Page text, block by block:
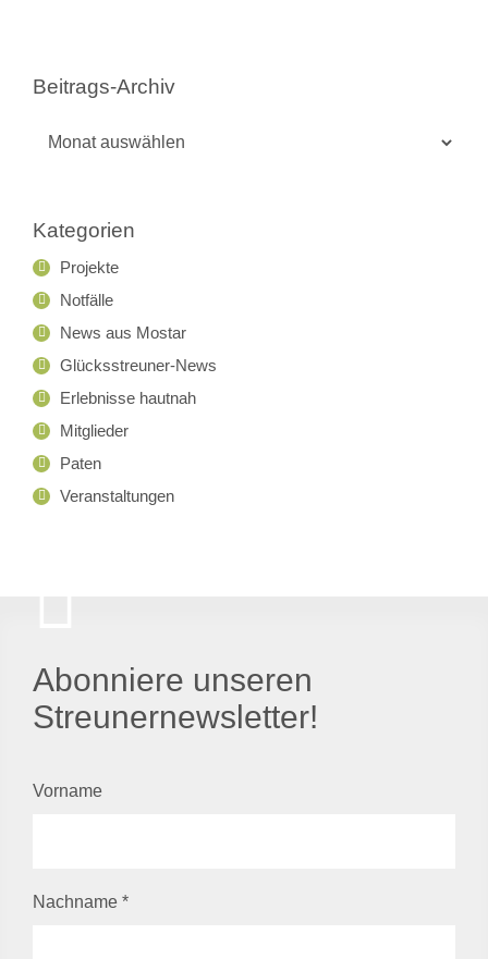
Beitrags-Archiv
Kategorien
Projekte
Notfälle
News aus Mostar
Glücksstreuner-News
Erlebnisse hautnah
Mitglieder
Paten
Veranstaltungen
Abonniere unseren
Streunernewsletter!
Vorname
Nachname *